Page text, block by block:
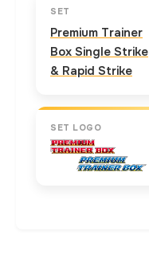
SET
Premium Trainer
Box Single Strike
& Rapid Strike
SET LOGO